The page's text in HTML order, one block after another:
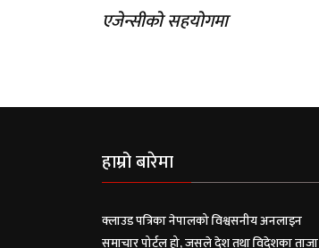
एजेन्सीको सहयोगमा
हाम्रो बारेमा
क्लाउड पत्रिका नेपालको विश्वसनीय अनलाइन
समाचार पोर्टल हो, जसले देश तथा विदेशका ताजा